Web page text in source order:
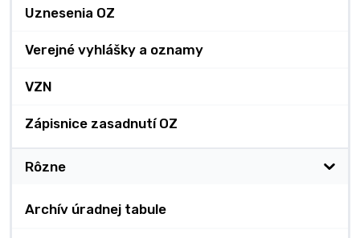
Uznesenia OZ
Verejné vyhlášky a oznamy
VZN
Zápisnice zasadnutí OZ
Rôzne
Archív úradnej tabule